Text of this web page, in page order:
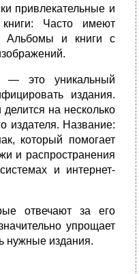
привлекательные и
Часто имеют
Альбомы и книги с
— это уникальный
издания.
на несколько
издателя. Название:
который помогает
и распространения
и интернет-
отвечают за его
упрощает
нужные издания.